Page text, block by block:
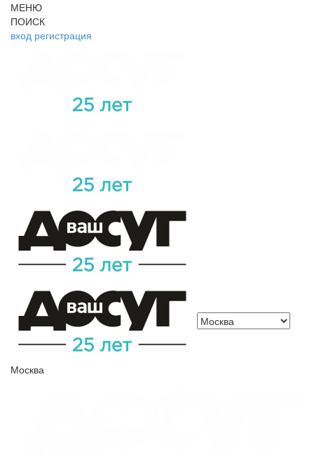
МЕНЮ
ПОИСК
вход регистрация
Москва